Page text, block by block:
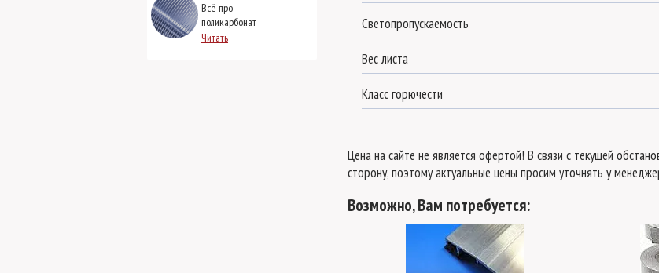
Всё про
поликарбонат
Читать
Светопропускаемость
Вес листа
Класс горючести
Цена на сайте не является офертой! В связи с текущей
сторону, поэтому актуальные цены просим уточнять у
Возможно, Вам потребуется:
Оставьте свой номер телефона
нашим менеджером.
рассчет